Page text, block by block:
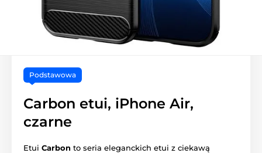
Podstawowa
Carbon etui, iPhone Air,
czarne
Etui Carbon to seria eleganckich etui z ciekawą